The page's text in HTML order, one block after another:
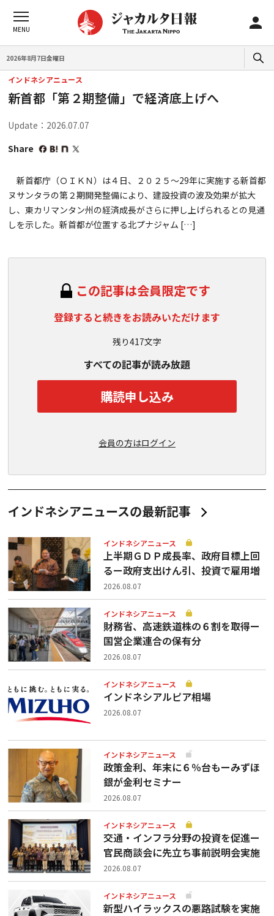
2026年8月7日金曜日
インドネシアニュース
新首都「第２期整備」で経済底上げへ
Update：2026.07.07
Share
新首都庁（ＯＩＫＮ）は４日、２０２５〜29年に実施する新首都
ヌサンタラの第２期開発整備により、建設投資の波及効果が拡大
し、東カリマンタン州の経済成長がさらに押し上げられるとの見通
しを示した。新首都が位置する北プナジャム […]
この記事は会員限定です
登録すると続きをお読みいただけます
残り417文字
すべての記事が読み放題
購読申し込み
会員の方はログイン
インドネシアニュースの最新記事
インドネシアニュース
上半期ＧＤＰ成長率、政府目標上回
るー政府支出けん引、投資で雇用増
2026.08.07
インドネシアニュース
財務省、高速鉄道株の６割を取得ー
国営企業連合の保有分
2026.08.07
インドネシアニュース
インドネシアルピア相場
2026.08.07
インドネシアニュース
政策金利、年末に６％台もーみずほ
銀が金利セミナー
2026.08.07
インドネシアニュース
交通・インフラ分野の投資を促進ー
官民商談会に先立ち事前説明会実施
2026.08.07
インドネシアニュース
新型ハイラックスの悪路試験を実施